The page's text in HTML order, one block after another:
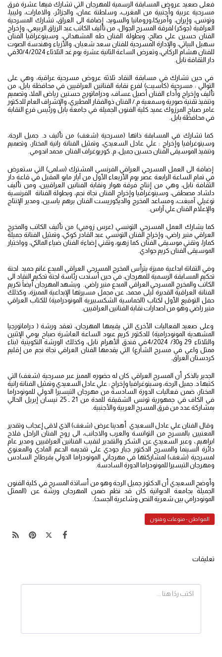
فعلى صعيد عروض المسابقة الرسمية للمهرجان التي تشارك فيها عشرة فرق
مسرحية عربية وأجنبية من المغرب، وسلطنة عمان، والجزائر، والامارات، وليبيا،
وتونس، وإيران، وأمريكا،ورومانيا والسويد، إضافة الى العراق، تشارك المسرحية
العراقية (جوكر) لفرقة المسرح الجوال، من تأليف الكاتب عبد الرزاق الربيعي، وإخراج
الفنان حسين علي صالح، وبطولة الفنان طه المشهداني، وسينوغراقيا الفنان
سهيل البياتي، والإدارة المسرحية للفنان سعد شعبان، والأزياء وهندسة الصوت
للفنان هشام الركابي، وتعرض الساعة الثانية عشرة يوم غد الثلاثاء 30/4/2024في
دار الثقافة نابل.
في حين تشارك في مسابقة النقاد ثلاثة عروض مسرحية عراقية، وهي على
التوالي : مسرحية (كاسيت) لفرع نقابة الفنانين العراقيين في محافظة بابل، من
تأليف وإخراج وأداء الفنان أصيل عساف، ودراماتورج حسنين رياض الملا، وتصميم
وتنفيذ تقنية صورية وسمعية م./ الفنان ذوالفقار المطيري، والإشراف العام للدكتور
عامر صباح المرزوك عميد كلية الفنون الجميلة في جامعة بابل ورئيس فرع النقابة
في محافظة بابل.
كما تشارك في المسابقة ذاتها (مسرحية (شغف) من تأليف د. جميل الرجة،
وسينوغرافيا وإخراج : علي عادل السعيدي، وتمثيل الفنانة رانية المختار، وتصميم
وتنفيذ الموسيقى الفنان حسين جميل، م. كوريوغراف الفنان محمد اندومي.
إضافة الى العمل المسرحي العراقي الفرنسي المشترك (سلمى) التي ستعرض
في تمام الساعة الرابعة عصر يوم الأربعاء الأول من آيار مايو المقبل في قاعة دار
الثقافة نابل، وهي من إنتاج فرقة هوار ونقابة الفنانين العراقيين، ومن تأليف
دلشاد مصطفى، وسينوغرافيا وإخراج الفنان نجاة نجم، وبطولة الفنانة الفرنسية
توغيلي آمبغت، ومساعد المخرج والديكوريست الفنان برهم ياسين، ومدير الإنتاج
والإعلام الفنان علي آراس.
كما يشارك العمل المسرحي التونسي (عرس زومبي) من تأليف الكاتب والمخرج
العراقي منير راضي، وإخراج الفنان التونسي عبد القادر كوكي، وتمثيل الفنانة جميلة
كمارا، وتقني موسيقى الفنان كما زهيو، وتقني إضاءة الفنان ضياء المالكي، وواختيار
الموسيقى الفنان كريم جوادي.
وفي التفاتة ابداعية مميزة يترأس المخرج المسرحي العراقي المبدع غانم حميد لجنة
تحكيم المسابقة الرسمية للمهرجان، في حين أسندت رئاسة لجنة تحكيم النقاد الى
الكاتب والمخرج المسرحي العراقي المبدع منير راضي. ويشهد المهرجان أيضاً تكريم
الفنانة العراقية القديرة ليلى محمد، عن مجمل مسيرتها الإبداعية المميزة، وكذلك
حفل التوقيع الأول لكتاب (الخماسية الشكسبيرية المونودرامية) للكتاب العراقي
منير راضي وهو من اصدارات نقابة الفنانين العراقيين.
وعلى صعيد الفعاليات الأخرى التي يقيمها المهرجان، تعقد ورشة ( دراماتورجيا
المشهدية المونودرامية) للدكتور كريم عبود الساعة العاشرة صباح يومي الإثنين
والثلاثاء 29 و30/ 4/2024في فندق الأهرام نابل، وكذلك الورشة التكوينية (بناء
ممثل واعي في مسرح الشارع) التي يقدمها الفنان العراقي نجاة نجم من إقليم
كردستان العراق.
الجدير بالذكر أن المسرح العراقي كان له حضوره المميز عبر مسرحية (شغف) التي
كتبها د. جميل الرجة، وسينوغرافيا وإخراج : علي عادل السعيدي وتمثيل الفنانة رانية
المختار، ضمن فعاليات الدورة السادسة من مهرجان التيسيرا الدولي للمونودراما
في الكاف في جمهورية تونس الشقيقة للمدة من 21 ـ 25 نيسان إبريل الحالي
بمشاركة عدد من فرق المسرح العربية والأجنبية.
وقال الفنان علي عادل السعيدي أهدينا عرض (شغف) الذي لاقى إعجاب وتقدير
المعنيين بالمسرح من التوانسة والعرب والاجانب، الى روح الفنان الراحل فلاح
ابراهيم.، وعبر السعيدي عن الشكر والتقدير لنقيب الفنانين العراقيين ومدير عام
دائرة السينما والمسرح الدكتور جبار جودي على تقديمه الدعم المادي والمعنوي
لمسرحية (شغف) لمشاركتها في مهرجاني المونودراما الدولي بقرطاج السادس
ومهرجان التيسيرا للمونودراما الدورة السادسة.
وأوضح السعيدي أن الدكتور جميل الرجة وهو من أساتذة المسرح في كلية الفنون
الجميلة بجامعة الديوانية كان قد نظم ضمن المهرجان ورشة عن (الممثل
المونودرامي بين شعرية النص وشاعرية الجسد).
المواطن - منوعات وفنون
تعليقات